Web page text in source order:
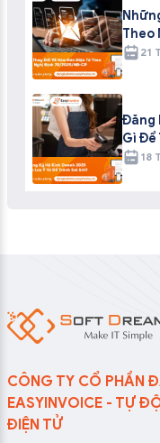
Theo
21
Đăng
Gì Để
18
CÔNG TY CỔ PHẦN
EASYINVOICE - TỰ
ĐIỆN TỬ